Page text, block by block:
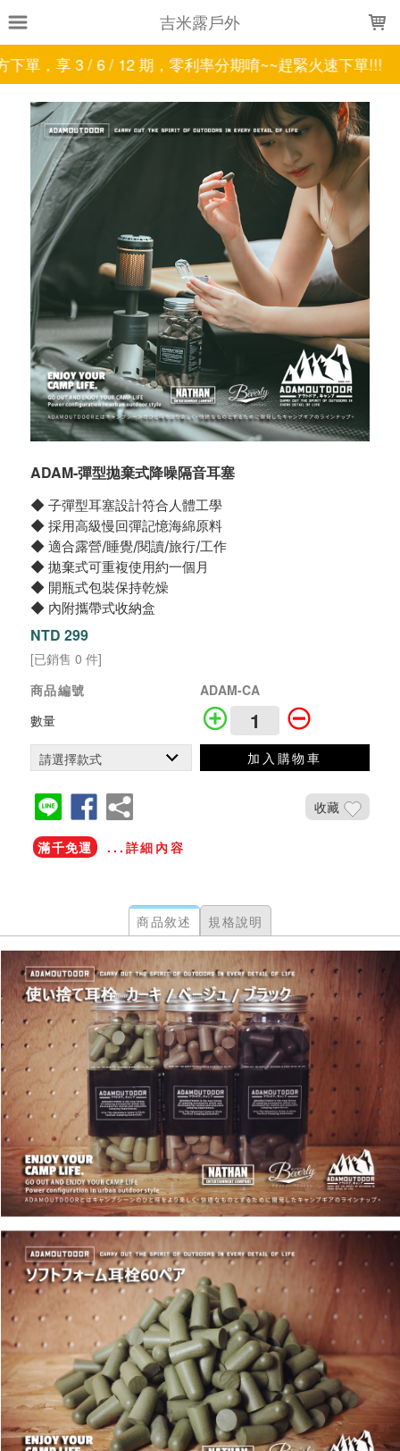
吉米露戶外
3 / 6 / 12 期，零利率分期唷~~趕緊火速下單!!!
ADAM-彈型拋棄式降噪隔音耳塞
◆ 子彈型耳塞設計符合人體工學
◆ 採用高級慢回彈記憶海綿原料
◆ 適合露營/睡覺/閱讀/旅行/工作
◆ 拋棄式可重複使用約一個月
◆ 開瓶式包裝保持乾燥
◆ 內附攜帶式收納盒
NTD 299
[已銷售 0 件]
商品編號
ADAM-CA
數量
加入購物車
收藏
滿千免運 ...詳細內容
商品敘述 規格說明